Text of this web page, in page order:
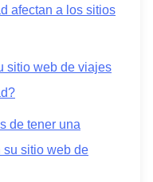
afectan a los sitios
sitio web de viajes
de tener una
su sitio web de